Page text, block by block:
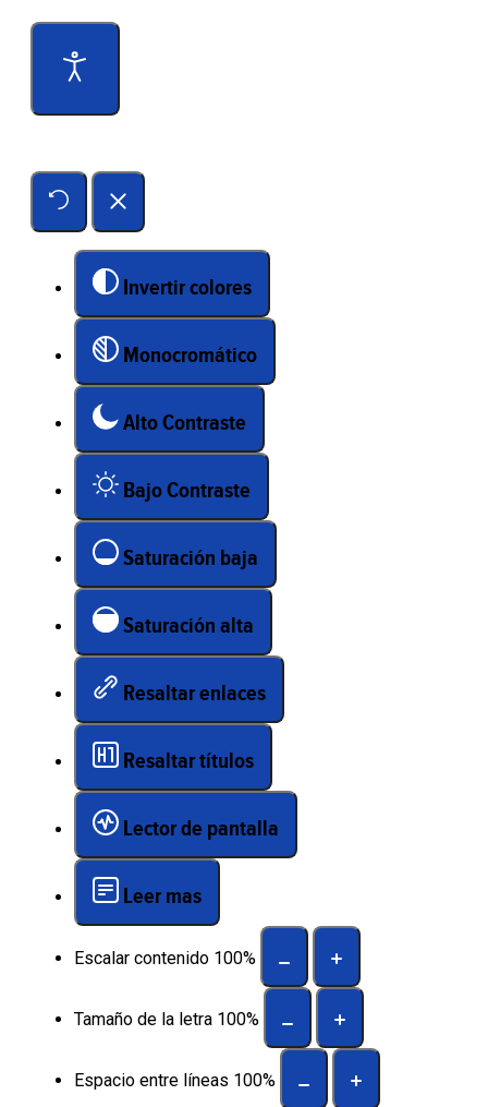
Invertir colores
Monocromático
Alto Contraste
Bajo Contraste
Saturación baja
Saturación alta
Resaltar enlaces
Resaltar títulos
Lector de pantalla
Leer mas
Escalar contenido 100%
Tamaño de la letra 100%
Espacio entre líneas 100%